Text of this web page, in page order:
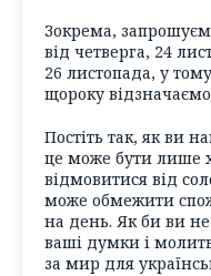
Зокрема,
від четверга, 24
26 листопада, у
щороку
Постіть так, як ви
це може бути лише
відмовитися від
може обмежити
на день. Як би ви
ваші думки і
за мир для